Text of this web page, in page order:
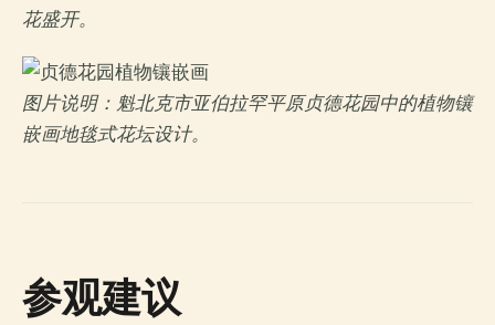
花盛开。
图片说明：魁北克市亚伯拉罕平原贞德花园中的植物镶
嵌画地毯式花坛设计。
参观建议